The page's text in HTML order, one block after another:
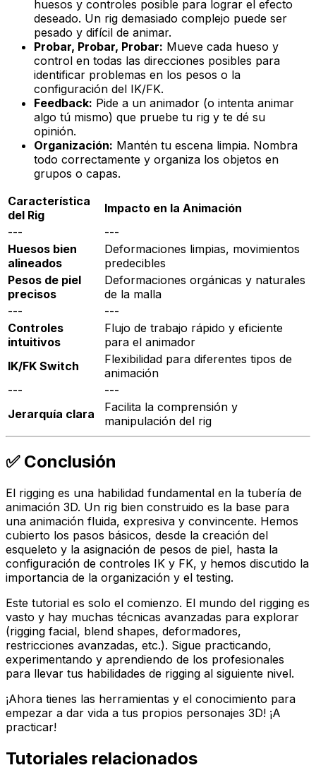
huesos y controles posible para lograr el efecto
deseado. Un rig demasiado complejo puede ser
pesado y difícil de animar.
Probar, Probar, Probar: Mueve cada hueso y
control en todas las direcciones posibles para
identificar problemas en los pesos o la
configuración del IK/FK.
Feedback: Pide a un animador (o intenta animar
algo tú mismo) que pruebe tu rig y te dé su
opinión.
Organización: Mantén tu escena limpia. Nombra
todo correctamente y organiza los objetos en
grupos o capas.
Característica
del Rig
Impacto en la Animación
---
---
Huesos bien
alineados
Deformaciones limpias, movimientos
predecibles
Pesos de piel
precisos
Deformaciones orgánicas y naturales
de la malla
---
---
Controles
intuitivos
Flujo de trabajo rápido y eficiente
para el animador
IK/FK Switch
Flexibilidad para diferentes tipos de
animación
---
---
Jerarquía clara
Facilita la comprensión y
manipulación del rig
✅ Conclusión
El rigging es una habilidad fundamental en la tubería de
animación 3D. Un rig bien construido es la base para
una animación fluida, expresiva y convincente. Hemos
cubierto los pasos básicos, desde la creación del
esqueleto y la asignación de pesos de piel, hasta la
configuración de controles IK y FK, y hemos discutido la
importancia de la organización y el testing.
Este tutorial es solo el comienzo. El mundo del rigging es
vasto y hay muchas técnicas avanzadas para explorar
(rigging facial, blend shapes, deformadores,
restricciones avanzadas, etc.). Sigue practicando,
experimentando y aprendiendo de los profesionales
para llevar tus habilidades de rigging al siguiente nivel.
¡Ahora tienes las herramientas y el conocimiento para
empezar a dar vida a tus propios personajes 3D! ¡A
practicar!
Tutoriales relacionados